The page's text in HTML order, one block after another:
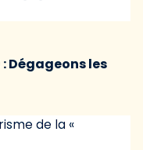
Dégageons les